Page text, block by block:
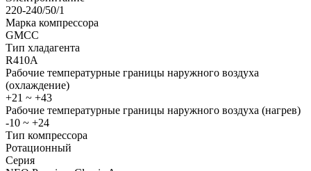
220-240/50/1
Марка компрессора
GMCC
Тип хладагента
R410A
Рабочие температурные границы наружного воздуха
(охлаждение)
+21 ~ +43
Рабочие температурные границы наружного воздуха (нагрев)
-10 ~ +24
Тип компрессора
Ротационный
Серия